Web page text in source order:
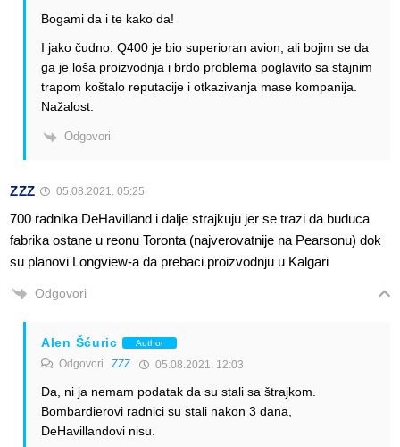
Bogami da i te kako da!
I jako čudno. Q400 je bio superioran avion, ali bojim se da
ga je loša proizvodnja i brdo problema poglavito sa stajnim
trapom koštalo reputacije i otkazivanja mase kompanija.
Nažalost.
Odgovori
ZZZ 05.08.2021. 05:25
700 radnika DeHavilland i dalje strajkuju jer se trazi da buduca
fabrika ostane u reonu Toronta (najverovatnije na Pearsonu) dok
su planovi Longview-a da prebaci proizvodnju u Kalgari
Odgovori
Alen Šćuric Author
Odgovori ZZZ 05.08.2021. 12:03
Da, ni ja nemam podatak da su stali sa štrajkom.
Bombardierovi radnici su stali nakon 3 dana,
DeHavillandovi nisu.